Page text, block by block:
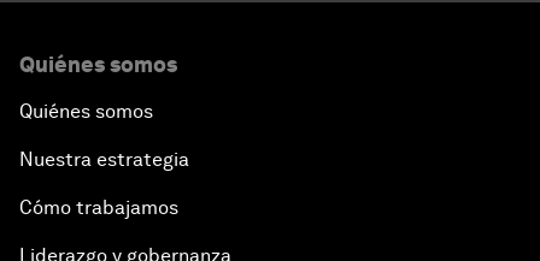
Quiénes somos
Quiénes somos
Nuestra estrategia
Cómo trabajamos
Liderazgo y gobernanza